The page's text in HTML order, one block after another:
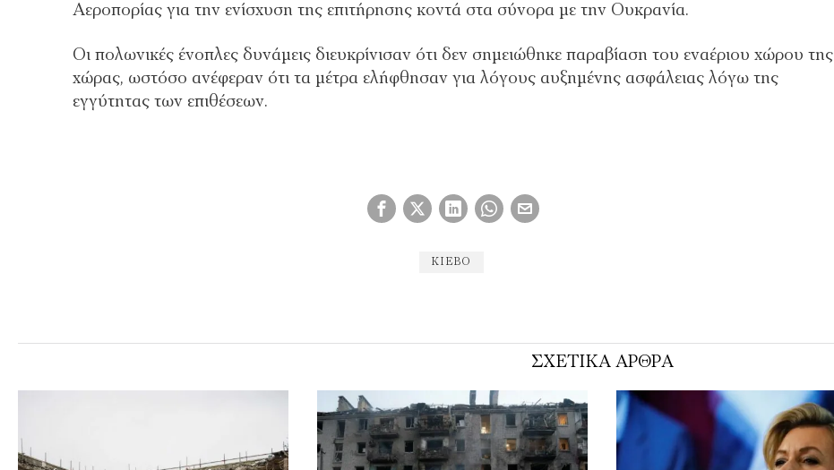
Αεροπορίας για την ενίσχυση της επιτήρησης κοντά στα σύνορα με την Ουκρανία.
Οι πολωνικές ένοπλες δυνάμεις διευκρίνισαν ότι δεν σημειώθηκε παραβίαση του εναέριου χώρου της
χώρας, ωστόσο ανέφεραν ότι τα μέτρα ελήφθησαν για λόγους αυξημένης ασφάλειας λόγω της
εγγύτητας των επιθέσεων.
ΚΊΕΒΟ
ΣΧΕΤΙΚΑ ΑΡΘΡΑ